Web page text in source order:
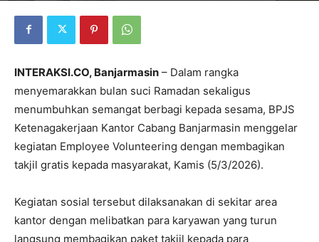
INTERAKSI.CO, Banjarmasin – Dalam rangka
menyemarakkan bulan suci Ramadan sekaligus
menumbuhkan semangat berbagi kepada sesama, BPJS
Ketenagakerjaan Kantor Cabang Banjarmasin menggelar
kegiatan Employee Volunteering dengan membagikan
takjil gratis kepada masyarakat, Kamis (5/3/2026).
Kegiatan sosial tersebut dilaksanakan di sekitar area
kantor dengan melibatkan para karyawan yang turun
langsung membagikan paket takjil kepada para